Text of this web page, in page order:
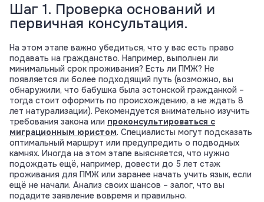
Шаг 1. Проверка оснований и
первичная консультация.
На этом этапе важно убедиться, что у вас есть право
подавать на гражданство. Например, выполнен ли
минимальный срок проживания? Есть ли ПМЖ? Не
появляется ли более подходящий путь (возможно, вы
обнаружили, что бабушка была эстонской гражданкой –
тогда стоит оформить по происхождению, а не ждать 8
лет натурализации). Рекомендуется внимательно изучить
требования закона или проконсультироваться с
миграционным юристом. Специалисты могут подсказать
оптимальный маршрут или предупредить о подводных
камнях. Иногда на этом этапе выясняется, что нужно
подождать ещё, например, довести до 5 лет стаж
проживания для ПМЖ или заранее начать учить язык, если
ещё не начали. Анализ своих шансов – залог, что вы
подадите заявление вовремя и правильно.